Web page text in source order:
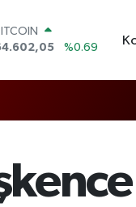
%0.06
%0.1
BİST100
%0